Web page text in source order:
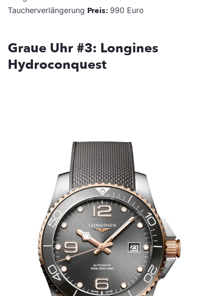
Taucherverlängerung Preis: 990 Euro
Graue Uhr #3: Longines
Hydroconquest